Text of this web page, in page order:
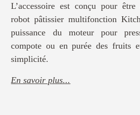
L’accessoire est conçu pour
robot pâtissier multifonction
puissance du moteur pour
compote ou en purée des fruits
simplicité.
En savoir plus...